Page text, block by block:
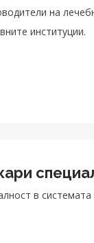
на
институции.
в